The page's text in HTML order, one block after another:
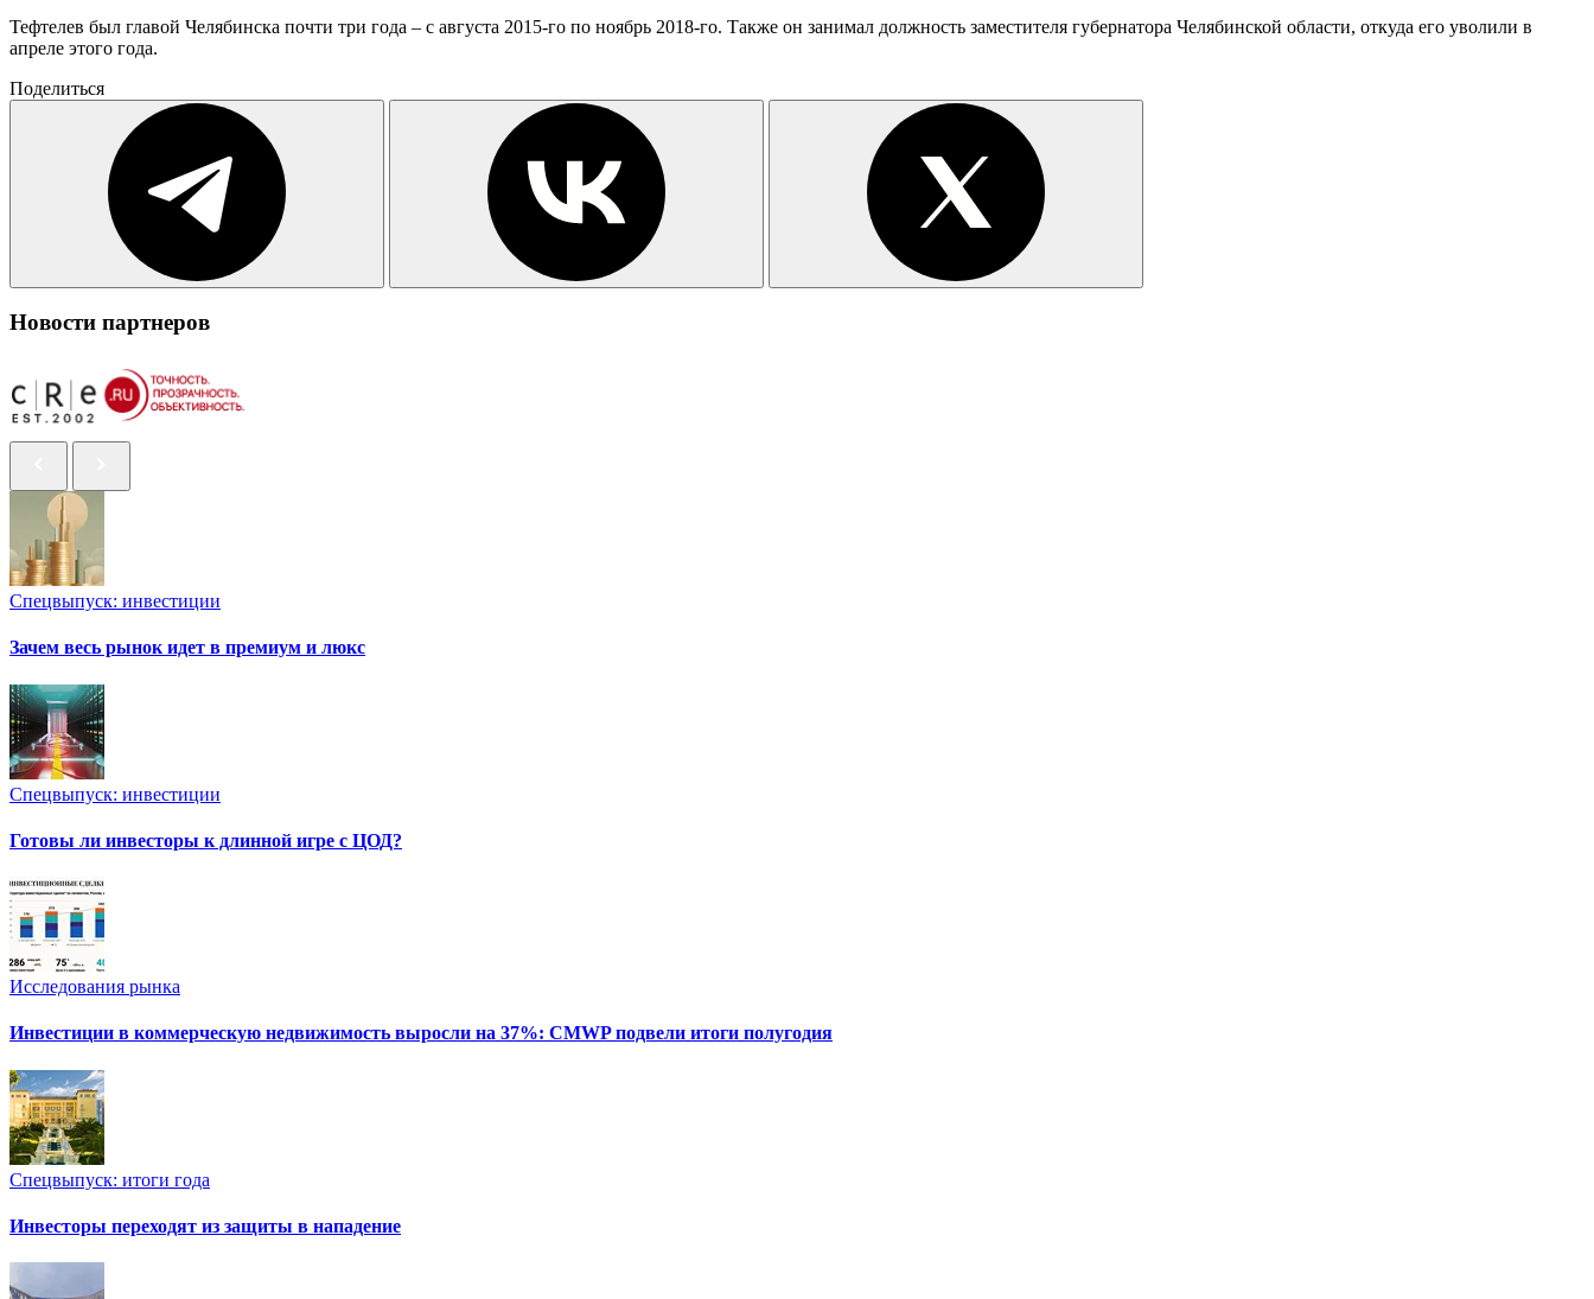
Тефтелев был главой Челябинска почти три года – с августа 2015-го по ноябрь 2018-го. Также он занимал должность заместителя губернатора Челябинской области, откуда его уволили в
апреле этого года.
Поделиться
Новости партнеров
Спецвыпуск: инвестиции
Зачем весь рынок идет в премиум и люкс
Спецвыпуск: инвестиции
Готовы ли инвесторы к длинной игре с ЦОД?
Исследования рынка
Инвестиции в коммерческую недвижимость выросли на 37%: CMWP подвели итоги полугодия
Спецвыпуск: итоги года
Инвесторы переходят из защиты в нападение